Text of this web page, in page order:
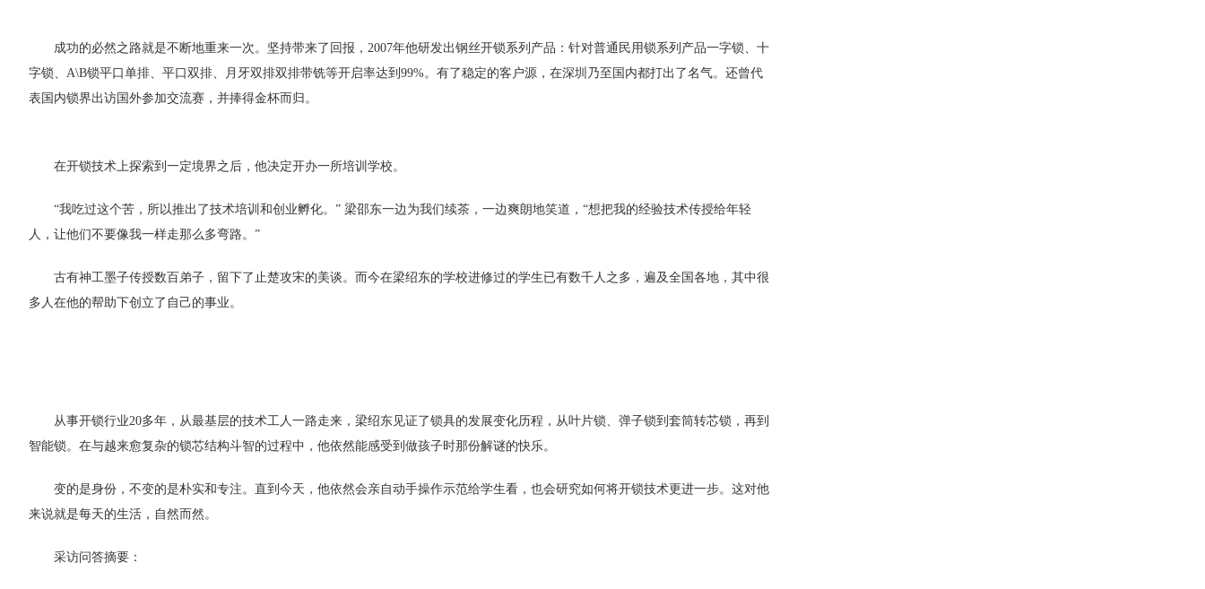
成功的必然之路就是不断地重来一次。坚持带来了回报，2007年他研发出钢丝开锁系列产品：针对普通民用锁系列产品一字锁、十
字锁、A\B锁平口单排、平口双排、月牙双排双排带铣等开启率达到99%。有了稳定的客户源，在深圳乃至国内都打出了名气。还曾代
表国内锁界出访国外参加交流赛，并捧得金杯而归。
在开锁技术上探索到一定境界之后，他决定开办一所培训学校。
“我吃过这个苦，所以推出了技术培训和创业孵化。” 梁邵东一边为我们续茶，一边爽朗地笑道，“想把我的经验技术传授给年轻
人，让他们不要像我一样走那么多弯路。”
古有神工墨子传授数百弟子，留下了止楚攻宋的美谈。而今在梁绍东的学校进修过的学生已有数千人之多，遍及全国各地，其中很
多人在他的帮助下创立了自己的事业。
从事开锁行业20多年，从最基层的技术工人一路走来，梁绍东见证了锁具的发展变化历程，从叶片锁、弹子锁到套筒转芯锁，再到
智能锁。在与越来愈复杂的锁芯结构斗智的过程中，他依然能感受到做孩子时那份解谜的快乐。
变的是身份，不变的是朴实和专注。直到今天，他依然会亲自动手操作示范给学生看，也会研究如何将开锁技术更进一步。这对他
来说就是每天的生活，自然而然。
采访问答摘要：